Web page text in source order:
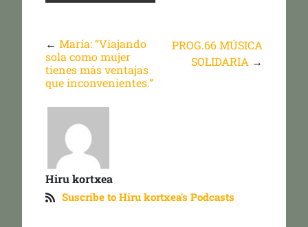
← María: “Viajando
sola como mujer
tienes más ventajas
que inconvenientes.”
PROG.66 MÚSICA
SOLIDARIA →
Hiru kortxea
Suscribe to Hiru kortxea's Podcasts